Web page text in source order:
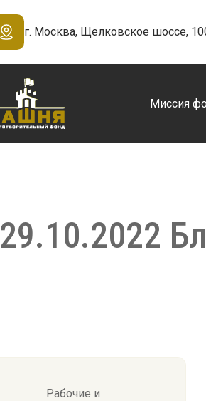
г. Москва, Щелковское шоссе,
Миссия
29.10.2022
Рабочие и